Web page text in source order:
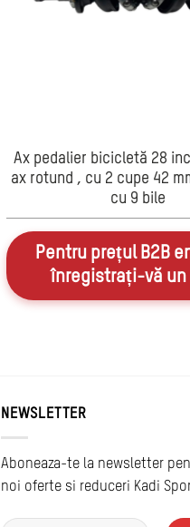
Ax pedalier bicicletă 28
ax rotund , cu 2 cupe 42
cu 9 bile
Pentru prețul B2B
înregistrați-vă un
NEWSLETTER
Aboneaza-te la newsletter
noi oferte si reduceri Kadi